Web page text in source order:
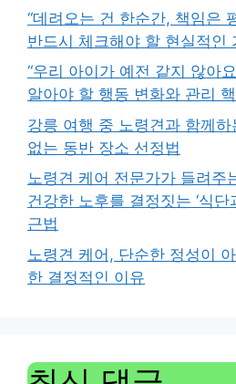
“데려오는 건 한순간, 책임은
반드시 체크해야 할 현실적인
“우리 아이가 예전 같지 않아
알아야 할 행동 변화와 관리
강릉 여행 중 노령견과 함께
없는 동반 장소 선정법
노령견 케어 전문가가 들려주
건강한 노후를 결정짓는 ‘식단
근법
노령견 케어, 단순한 정성이 아
한 결정적인 이유